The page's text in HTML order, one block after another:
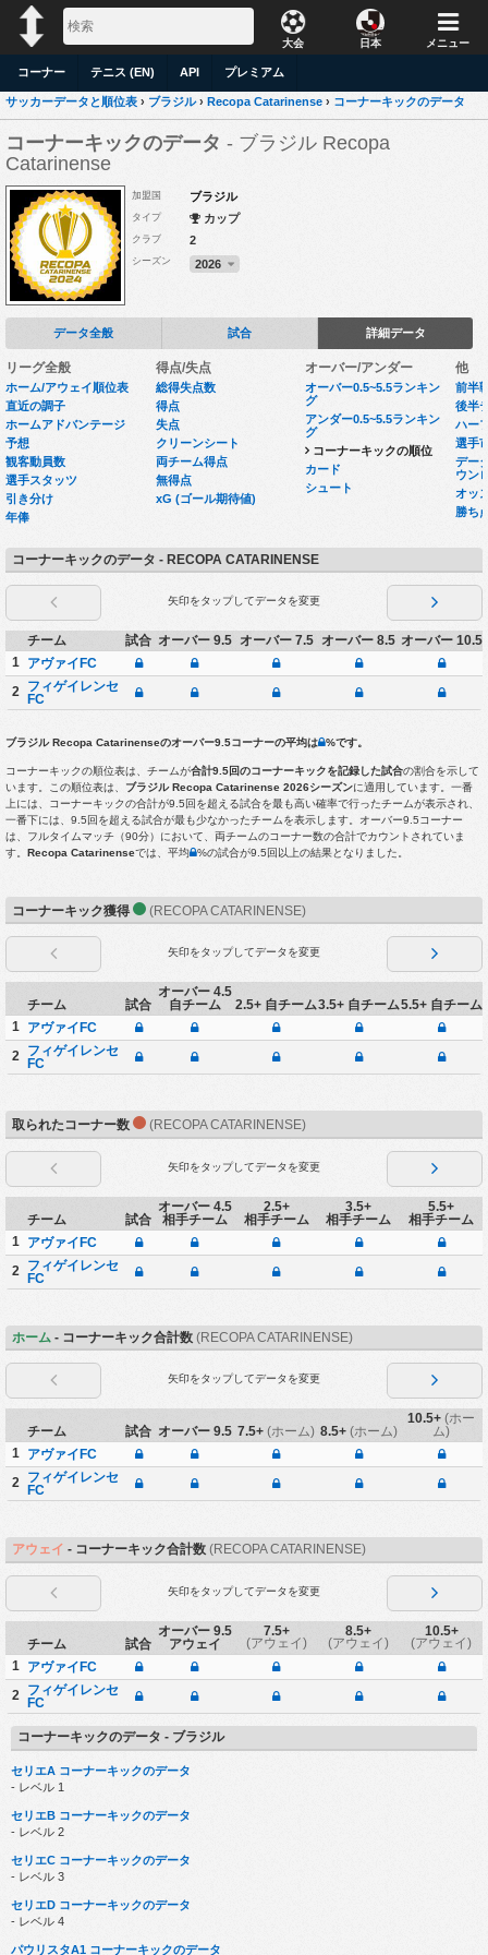
大会 日本 メニュー
コーナー テニス (EN) API プレミアム
サッカーデータと順位表 › ブラジル› Recopa Catarinense › コーナーキックのデータ
コーナーキックのデータ - ブラジル Recopa
Catarinense
加盟国 ブラジル
タイプ カップ
クラブ 2
シーズン 2026
データ全般 試合 詳細データ
リーグ全般
ホーム/アウェイ順位表
直近の調子
ホームアドバンテージ
予想
観客動員数
選手スタッツ
引き分け
年俸
得点/失点
総得失点数
得点
失点
クリーンシート
両チーム得点
無得点
xG (ゴール期待値)
オーバー/アンダー
オーバー0.5~5.5ランキン
グ
アンダー0.5~5.5ランキン
グ
コーナーキックの順位
カード
シュート
他
前半
後半
ハー
選手
デー
ウン
オッ
勝ち
コーナーキックのデータ - RECOPA CATARINENSE
矢印をタップしてデータを変更
チーム 試合 オーバー 9.5 オーバー 7.5 オーバー 8.5 オーバー 10.5
1 アヴァイFC
2
フィゲイレンセ
FC
ブラジル Recopa Catarinenseのオーバー9.5コーナーの平均は %です。
コーナーキックの順位表は、チームが合計9.5回のコーナーキックを記録した試合の割合を示して
います。この順位表は、 ブラジル Recopa Catarinense 2026シーズンに適用しています。一番
上には、コーナーキックの合計が9.5回を超える試合を最も高い確率で行ったチームが表示され、
一番下には、9.5回を超える試合が最も少なかったチームを表示します。オーバー9.5コーナー
は、フルタイムマッチ（90分）において、両チームのコーナー数の合計でカウントされていま
す。 Recopa Catarinenseでは、平均 %の試合が9.5回以上の結果となりました。
コーナーキック獲得 (RECOPA CATARINENSE)
矢印をタップしてデータを変更
チーム 試合
オーバー 4.5
自チーム
2.5+ 自チーム3.5+ 自チーム5.5+ 自チーム
1 アヴァイFC
2
フィゲイレンセ
FC
取られたコーナー数 (RECOPA CATARINENSE)
矢印をタップしてデータを変更
チーム 試合
オーバー 4.5
相手チーム
2.5+
相手チーム
3.5+
相手チーム
5.5+
相手チーム
1 アヴァイFC
2
フィゲイレンセ
FC
ホーム - コーナーキック合計数 (RECOPA CATARINENSE)
矢印をタップしてデータを変更
チーム 試合 オーバー 9.5 7.5+ (ホーム) 8.5+ (ホーム)
10.5+ (ホー
ム)
1 アヴァイFC
2
フィゲイレンセ
FC
アウェイ - コーナーキック合計数 (RECOPA CATARINENSE)
矢印をタップしてデータを変更
チーム 試合
オーバー 9.5
アウェイ
7.5+
(アウェイ)
8.5+
(アウェイ)
10.5+
(アウェイ)
1 アヴァイFC
2
フィゲイレンセ
FC
コーナーキックのデータ - ブラジル
セリエA コーナーキックのデータ
- レベル 1
セリエB コーナーキックのデータ
- レベル 2
セリエC コーナーキックのデータ
- レベル 3
セリエD コーナーキックのデータ
- レベル 4
パウリスタA1 コーナーキックのデータ